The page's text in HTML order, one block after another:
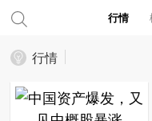
行情
行情